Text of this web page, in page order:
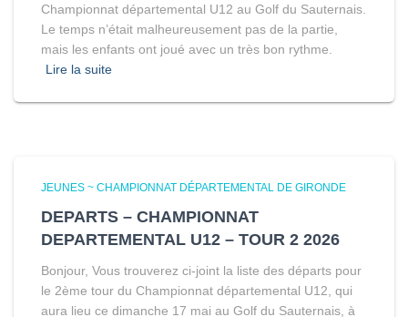
Championnat départemental U12 au Golf du Sauternais.
Le temps n’était malheureusement pas de la partie,
mais les enfants ont joué avec un très bon rythme.
Lire la suite
JEUNES ~ CHAMPIONNAT DÉPARTEMENTAL DE GIRONDE
DEPARTS – CHAMPIONNAT
DEPARTEMENTAL U12 – TOUR 2 2026
Bonjour, Vous trouverez ci-joint la liste des départs pour
le 2ème tour du Championnat départemental U12, qui
aura lieu ce dimanche 17 mai au Golf du Sauternais, à